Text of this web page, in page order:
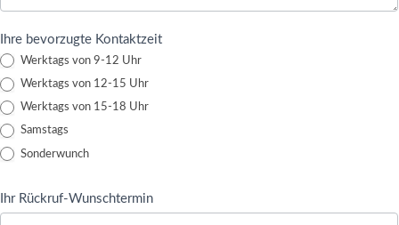
Ihre bevorzugte Kontaktzeit
Werktags von 9-12 Uhr
Werktags von 12-15 Uhr
Werktags von 15-18 Uhr
Samstags
Sonderwunch
Ihr Rückruf-Wunschtermin